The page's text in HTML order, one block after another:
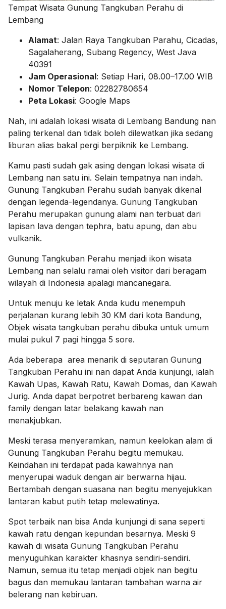
Tempat Wisata Gunung Tangkuban Perahu di
Lembang
Alamat: Jalan Raya Tangkuban Parahu, Cicadas,
Sagalaherang, Subang Regency, West Java
40391
Jam Operasional: Setiap Hari, 08.00–17.00 WIB
Nomor Telepon: 02282780654
Peta Lokasi: Google Maps
Nah, ini adalah lokasi wisata di Lembang Bandung nan
paling terkenal dan tidak boleh dilewatkan jika sedang
liburan alias bakal pergi berpiknik ke Lembang.
Kamu pasti sudah gak asing dengan lokasi wisata di
Lembang nan satu ini. Selain tempatnya nan indah.
Gunung Tangkuban Perahu sudah banyak dikenal
dengan legenda-legendanya. Gunung Tangkuban
Perahu merupakan gunung alami nan terbuat dari
lapisan lava dengan tephra, batu apung, dan abu
vulkanik.
Gunung Tangkuban Perahu menjadi ikon wisata
Lembang nan selalu ramai oleh visitor dari beragam
wilayah di Indonesia apalagi mancanegara.
Untuk menuju ke letak Anda kudu menempuh
perjalanan kurang lebih 30 KM dari kota Bandung,
Objek wisata tangkuban perahu dibuka untuk umum
mulai pukul 7 pagi hingga 5 sore.
Ada beberapa area menarik di seputaran Gunung
Tangkuban Perahu ini nan dapat Anda kunjungi, ialah
Kawah Upas, Kawah Ratu, Kawah Domas, dan Kawah
Jurig. Anda dapat berpotret berbareng kawan dan
family dengan latar belakang kawah nan
menakjubkan.
Meski terasa menyeramkan, namun keelokan alam di
Gunung Tangkuban Perahu begitu memukau.
Keindahan ini terdapat pada kawahnya nan
menyerupai waduk dengan air berwarna hijau.
Bertambah dengan suasana nan begitu menyejukkan
lantaran kabut putih tetap melewatinya.
Spot terbaik nan bisa Anda kunjungi di sana seperti
kawah ratu dengan kepundan besarnya. Meski 9
kawah di wisata Gunung Tangkuban Perahu
menyuguhkan karakter khasnya sendiri-sendiri.
Namun, semua itu tetap menjadi objek nan begitu
bagus dan memukau lantaran tambahan warna air
belerang nan kebiruan.